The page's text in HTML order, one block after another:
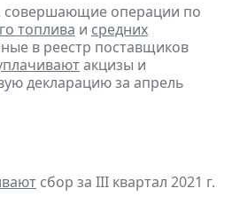
совершающие операции по
топлива и средних
в реестр поставщиков
акцизы и
декларацию за апрель
сбор за III квартал 2021 г.